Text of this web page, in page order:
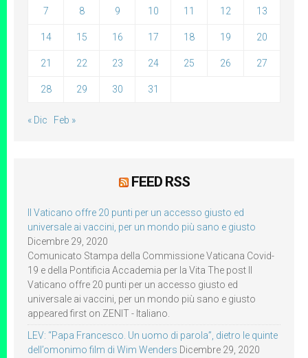
7 8 9 10 11 12 13
14 15 16 17 18 19 20
21 22 23 24 25 26 27
28 29 30 31
« Dic Feb »
FEED RSS
Il Vaticano offre 20 punti per un accesso giusto ed
universale ai vaccini, per un mondo più sano e giusto
Dicembre 29, 2020
Comunicato Stampa della Commissione Vaticana Covid-
19 e della Pontificia Accademia per la Vita The post Il
Vaticano offre 20 punti per un accesso giusto ed
universale ai vaccini, per un mondo più sano e giusto
appeared first on ZENIT - Italiano.
LEV: “Papa Francesco. Un uomo di parola”, dietro le quinte
dell’omonimo film di Wim Wenders Dicembre 29, 2020